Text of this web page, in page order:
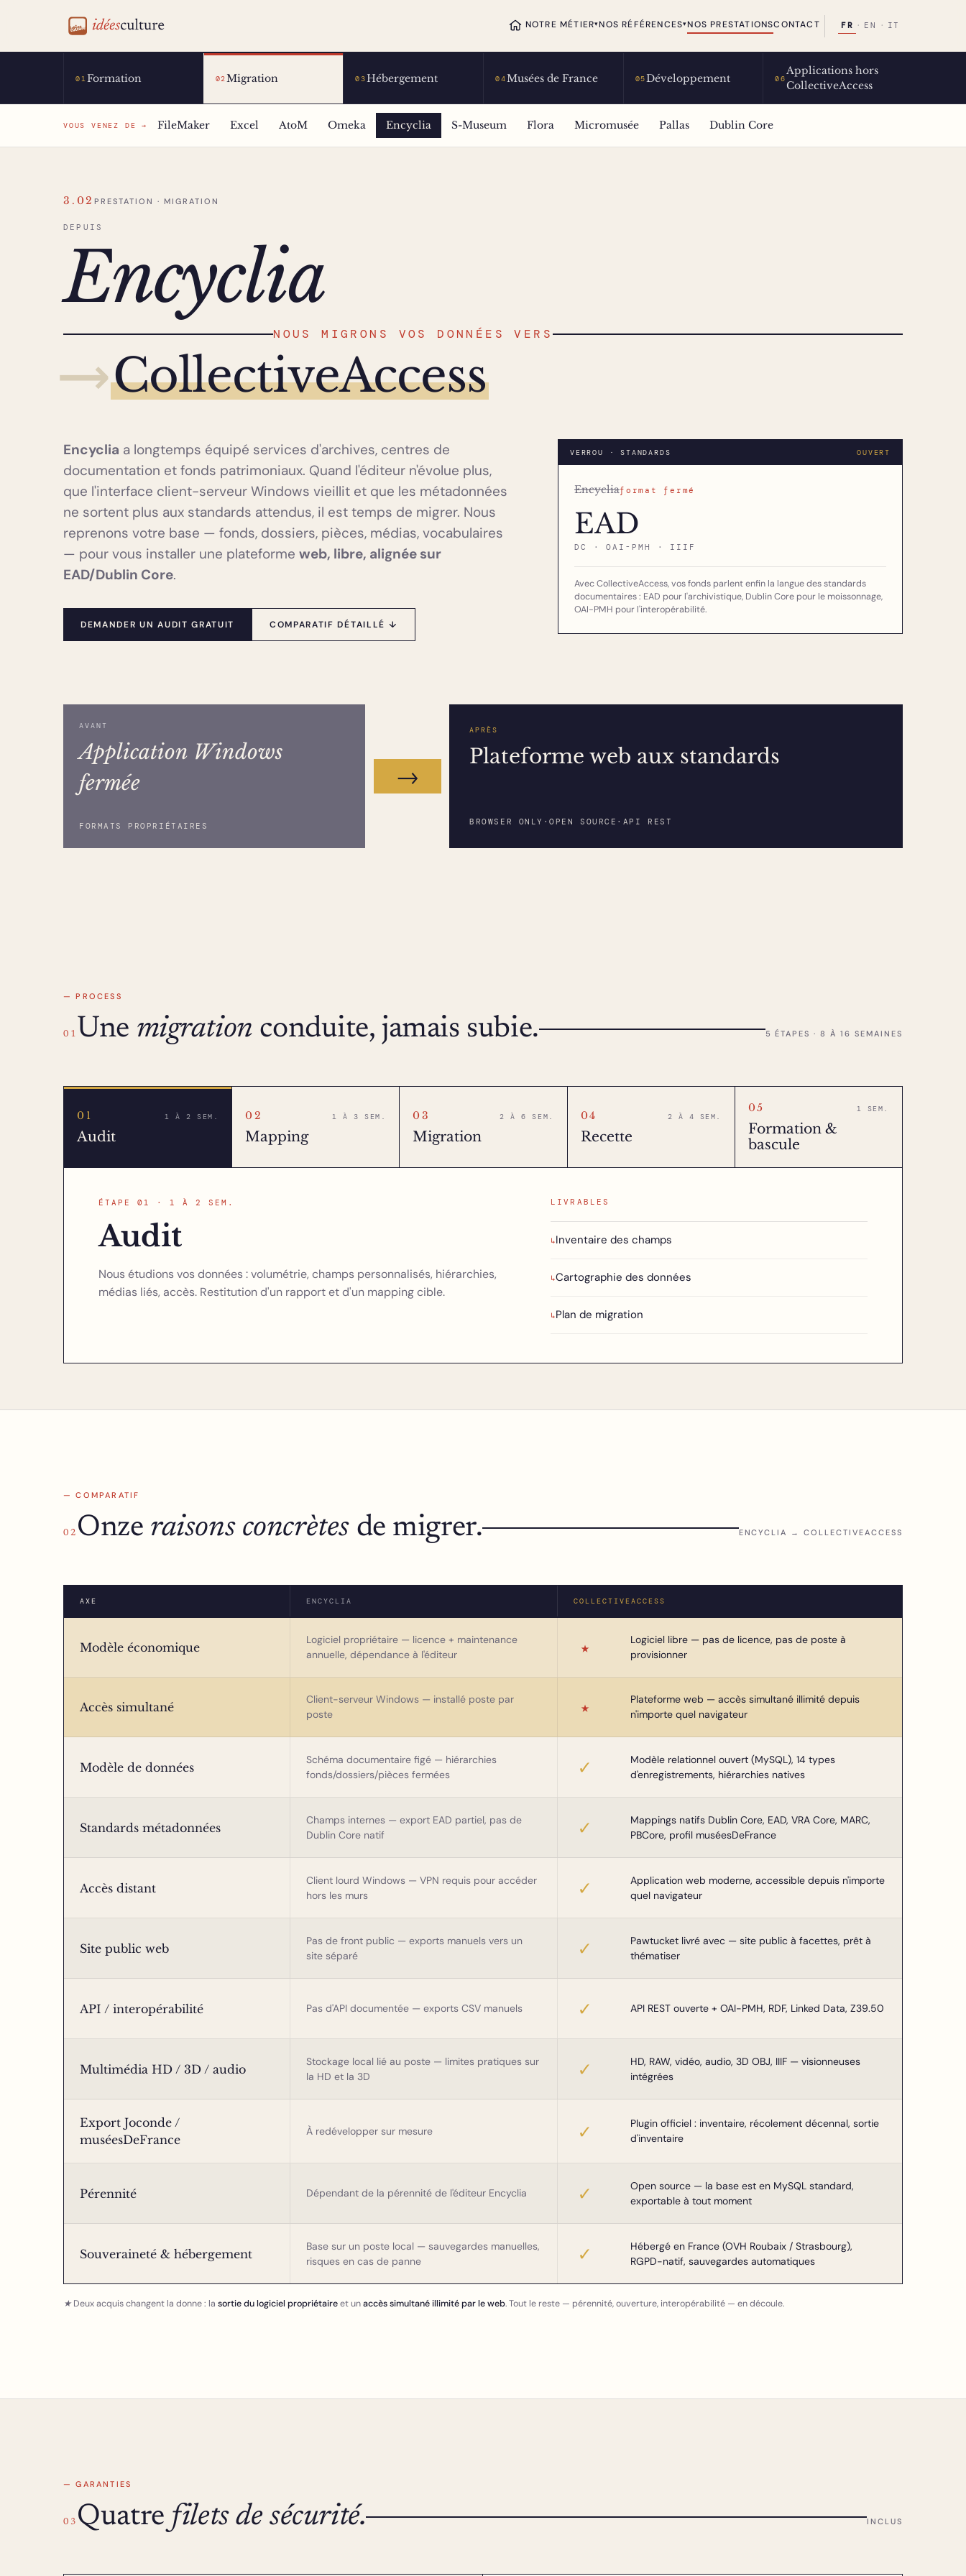
idéesculture NOTRE MÉTIER▾NOS RÉFÉRENCES▾NOS PRESTATIONSCONTACT FR · EN · IT
01 Formation 02 Migration 03Hébergement 04Musées de France 05 Développement 06
Applications hors
CollectiveAccess
VOUS VENEZ DE → FileMaker Excel AtoM Omeka Encyclia S-Museum Flora Micromusée Pallas Dublin Core
3.02PRESTATION · MIGRATION
DEPUIS
Encyclia
NOUS MIGRONS VOS DONNÉES VERS
⟶CollectiveAccess
Encyclia a longtemps équipé services d'archives, centres de
documentation et fonds patrimoniaux. Quand l'éditeur n'évolue plus,
que l'interface client-serveur Windows vieillit et que les métadonnées
ne sortent plus aux standards attendus, il est temps de migrer. Nous
reprenons votre base — fonds, dossiers, pièces, médias, vocabulaires
— pour vous installer une plateforme web, libre, alignée sur
EAD/Dublin Core.
DEMANDER UN AUDIT GRATUIT COMPARATIF DÉTAILLÉ ↓
VERROU · STANDARDS OUVERT
Encycliaformat fermé
EAD
DC · OAI-PMH · IIIF
Avec CollectiveAccess, vos fonds parlent enfin la langue des standards
documentaires : EAD pour l'archivistique, Dublin Core pour le moissonnage,
OAI-PMH pour l'interopérabilité.
AVANT
Application Windows
fermée
FORMATS PROPRIÉTAIRES
→
APRÈS
Plateforme web aux standards
BROWSER ONLY ·OPEN SOURCE · API REST
— PROCESS
01 Une migration conduite, jamais subie. 5 ÉTAPES · 8 À 16 SEMAINES
01 1 À 2 SEM.
Audit
02 1 À 3 SEM.
Mapping
03 2 À 6 SEM.
Migration
04 2 À 4 SEM.
Recette
05 1 SEM.
Formation &
bascule
ÉTAPE 01 · 1 À 2 SEM.
Audit
Nous étudions vos données : volumétrie, champs personnalisés, hiérarchies,
médias liés, accès. Restitution d'un rapport et d'un mapping cible.
LIVRABLES
↳Inventaire des champs
↳Cartographie des données
↳Plan de migration
— COMPARATIF
02 Onze raisons concrètesde migrer. ENCYCLIA → COLLECTIVEACCESS
AXE ENCYCLIA COLLECTIVEACCESS
Modèle économique
Logiciel propriétaire — licence + maintenance
annuelle, dépendance à l'éditeur
★
Logiciel libre — pas de licence, pas de poste à
provisionner
Accès simultané
Client-serveur Windows — installé poste par
poste
★
Plateforme web — accès simultané illimité depuis
n'importe quel navigateur
Modèle de données
Schéma documentaire figé — hiérarchies
fonds/dossiers/pièces fermées
✓
Modèle relationnel ouvert (MySQL), 14 types
d'enregistrements, hiérarchies natives
Standards métadonnées
Champs internes — export EAD partiel, pas de
Dublin Core natif
✓
Mappings natifs Dublin Core, EAD, VRA Core, MARC,
PBCore, profil muséesDeFrance
Accès distant
Client lourd Windows — VPN requis pour accéder
hors les murs
✓
Application web moderne, accessible depuis n'importe
quel navigateur
Site public web
Pas de front public — exports manuels vers un
site séparé
✓
Pawtucket livré avec — site public à facettes, prêt à
thématiser
API / interopérabilité Pas d'API documentée — exports CSV manuels ✓ API REST ouverte + OAI-PMH, RDF, Linked Data, Z39.50
Multimédia HD / 3D / audio
Stockage local lié au poste — limites pratiques sur
la HD et la 3D
✓
HD, RAW, vidéo, audio, 3D OBJ, IIIF — visionneuses
intégrées
Export Joconde /
muséesDeFrance
À redévelopper sur mesure ✓
Plugin officiel : inventaire, récolement décennal, sortie
d'inventaire
Pérennité Dépendant de la pérennité de l'éditeur Encyclia ✓
Open source — la base est en MySQL standard,
exportable à tout moment
Souveraineté & hébergement
Base sur un poste local — sauvegardes manuelles,
risques en cas de panne
✓
Hébergé en France (OVH Roubaix / Strasbourg),
RGPD-natif, sauvegardes automatiques
★ Deux acquis changent la donne : la sortie du logiciel propriétaireet unaccès simultané illimité par le web. Tout le reste — pérennité, ouverture, interopérabilité — en découle.
— GARANTIES
03 Quatre filets de sécurité. INCLUS